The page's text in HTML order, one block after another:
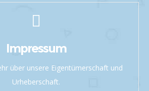
Impressum
über unsere Eigentümerschaft und
Urheberschaft.